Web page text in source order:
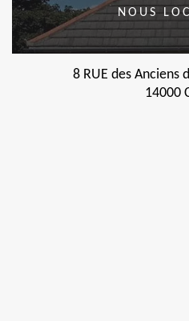
NOUS
8 RUE des Anciens
14000